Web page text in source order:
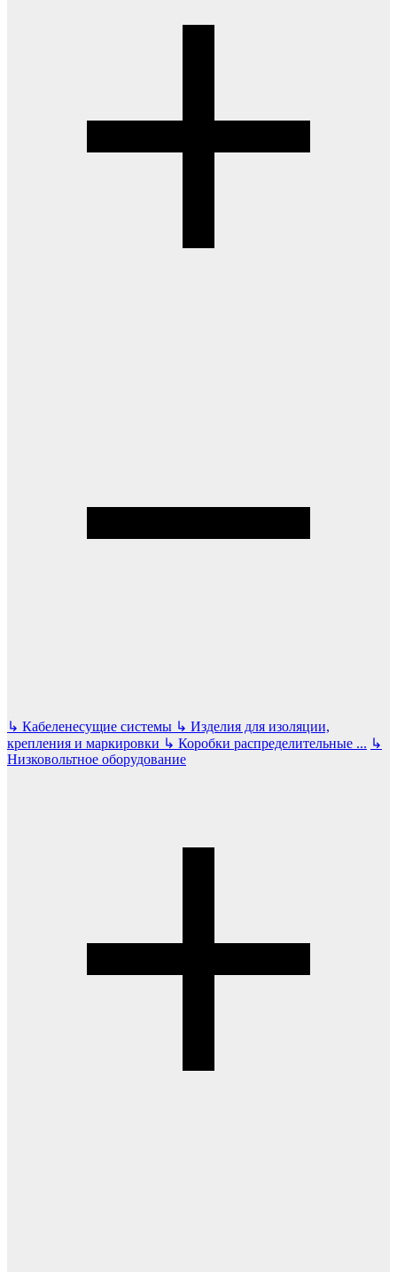
↳ Кабеленесущие системы ↳ Изделия для изоляции,
крепления и маркировки ↳ Коробки распределительные ... ↳
Низковольтное оборудование